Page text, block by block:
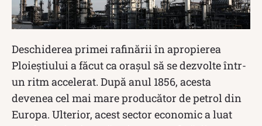
Deschiderea primei rafinării în apropierea
Ploieștiului a făcut ca orașul să se dezvolte într-
un ritm accelerat. După anul 1856, acesta
devenea cel mai mare producător de petrol din
Europa. Ulterior, acest sector economic a luat